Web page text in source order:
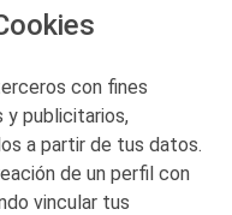
S.A.
con fines
y publicitarios,
a partir de tus datos.
de un perfil con
vincular tus